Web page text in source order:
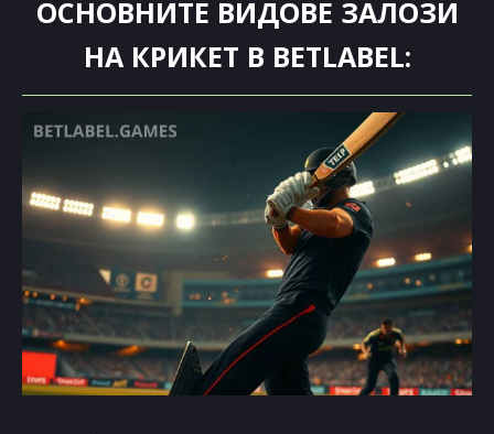
ОСНОВНИТЕ ВИДОВЕ ЗАЛОЗИ
НА КРИКЕТ В BETLABEL: